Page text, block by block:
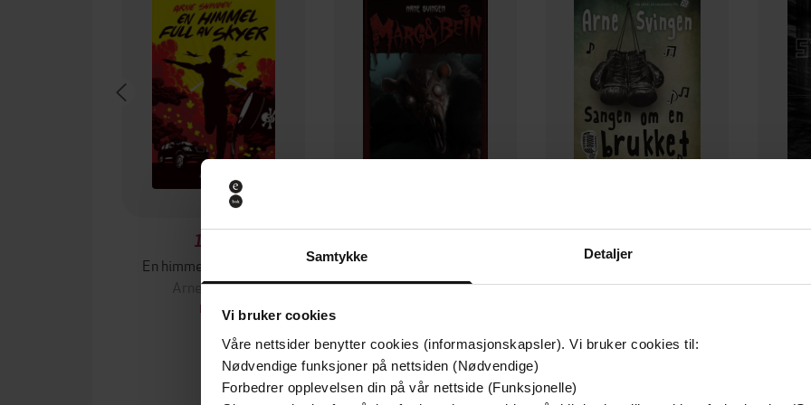
Samtykke Detaljer
Vi bruker cookies
Våre nettsider benytter cookies (informasjonskapsler). Vi bruker cookies til:
Nødvendige funksjoner på nettsiden (Nødvendige)
Forbedrer opplevelsen din på vår nettside (Funksjonelle)
159,-
En himmel full av skyer
Arne Svingen
EBOK
Arne Svingen
Sangen om en brukket nese
Arne Svingen
Alt